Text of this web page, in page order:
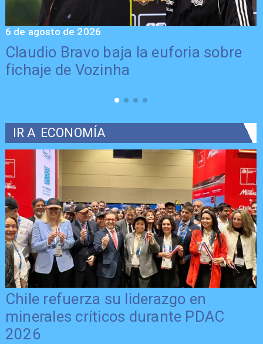
Claudio Bravo baja la euforia sobre
fichaje de Vozinha
6 de agosto de 2026
IR A ECONOMÍA
Chile refuerza su liderazgo en
minerales críticos durante PDAC
2026